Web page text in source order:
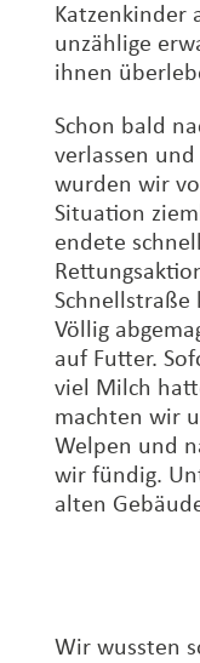
Katzenkinder
unzählige
ihnen
Schon bald
verlassen
wurden wir
Situation
endete
Schnellstraße
Völlig
auf Futter.
viel Milch
machten wir
Welpen und
wir fündig.
alten
Wir wussten